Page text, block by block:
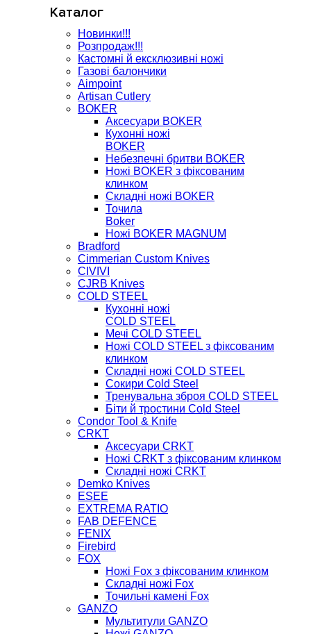
Каталог
Новинки!!!
Розпродаж!!!
Кастомні й ексклюзивні ножі
Газові балончики
Aimpoint
Artisan Cutlery
BOKER
Аксесуари BOKER
Кухонні ножі
BOKER
Небезпечні бритви BOKER
Ножі BOKER з фіксованим
клинком
Складні ножі BOKER
Точила
Boker
Ножі BOKER MAGNUM
Bradford
Cimmerian Custom Knives
CIVIVI
CJRB Knives
COLD STEEL
Кухонні ножі
COLD STEEL
Мечі COLD STEEL
Ножі COLD STEEL з фіксованим
клинком
Складні ножі COLD STEEL
Сокири Cold Steel
Тренувальна зброя COLD STEEL
Біти й тростини Cold Steel
Condor Tool & Knife
CRKT
Аксесуари CRKT
Ножі CRKT з фіксованим клинком
Складні ножі CRKT
Demko Knives
ESEE
EXTREMA RATIO
FAB DEFENCE
FENIX
Firebird
FOX
Ножі Fox з фіксованим клинком
Складні ножі Fox
Точильні камені Fox
GANZO
Мультитули GANZO